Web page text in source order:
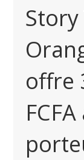
Story
offre